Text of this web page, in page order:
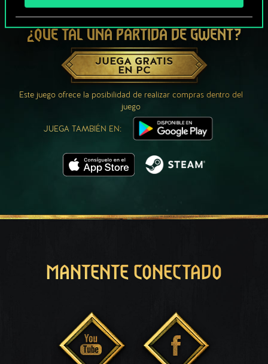
¿QUÉ TAL UNA PARTIDA DE GWENT?
JUEGA GRATIS
EN PC
Este juego ofrece la posibilidad de realizar compras dentro del
juego
JUEGA TAMBIÉN EN:
MANTENTE CONECTADO